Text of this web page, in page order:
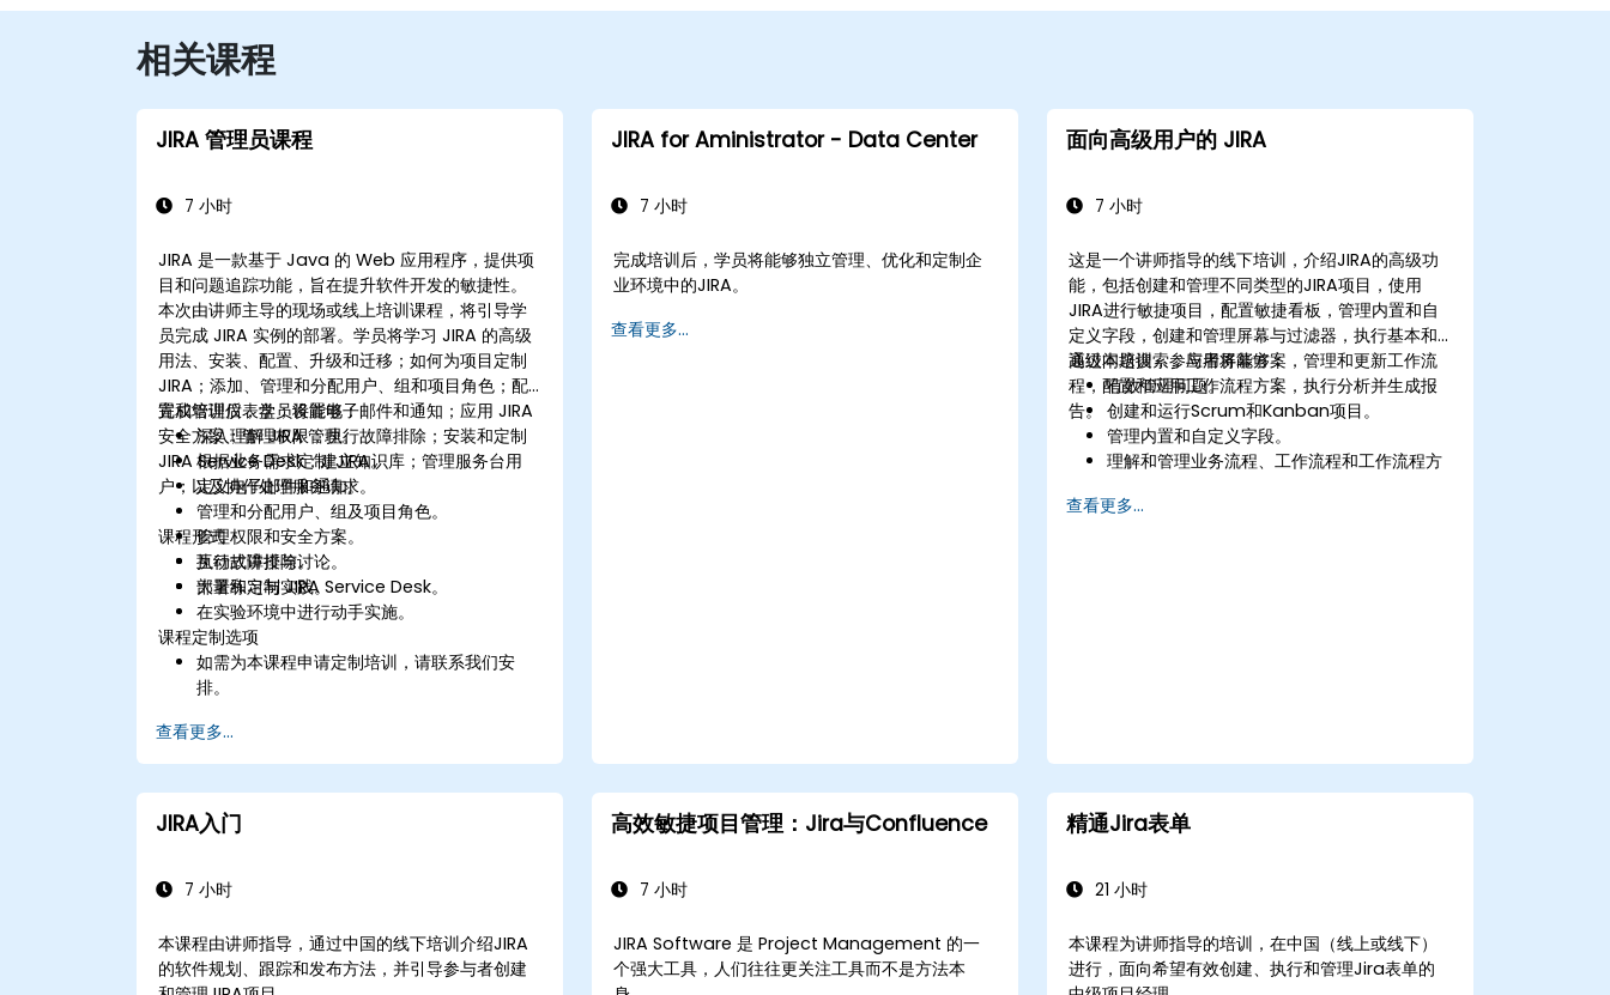
相关课程
JIRA 管理员课程
7 小时
JIRA 是一款基于 Java 的 Web 应用程序，提供项
目和问题追踪功能，旨在提升软件开发的敏捷性。
本次由讲师主导的现场或线上培训课程，将引导学
员完成 JIRA 实例的部署。学员将学习 JIRA 的高级
用法、安装、配置、升级和迁移；如何为项目定制
JIRA；添加、管理和分配用户、组和项目角色；配
置和管理仪表盘；设置电子邮件和通知；应用 JIRA
安全方案；管理权限；执行故障排除；安装和定制
JIRA Service Desk；建立知识库；管理服务台用
户；以及协作处理服务请求。
完成培训后，学员将能够：
深入理解 JIRA 管理。
根据业务需求定制 JIRA。
定义电子邮件和通知。
管理和分配用户、组及项目角色。
管理权限和安全方案。
执行故障排除。
部署和定制 JIRA Service Desk。
课程形式
互动式讲授与讨论。
大量练习与实践。
在实验环境中进行动手实施。
课程定制选项
如需为本课程申请定制培训，请联系我们安
排。
查看更多...
JIRA for Aministrator - Data Center
7 小时
完成培训后，学员将能够独立管理、优化和定制企
业环境中的JIRA。
查看更多...
面向高级用户的 JIRA
7 小时
这是一个讲师指导的线下培训，介绍JIRA的高级功
能，包括创建和管理不同类型的JIRA项目，使用
JIRA进行敏捷项目，配置敏捷看板，管理内置和自
定义字段，创建和管理屏幕与过滤器，执行基本和
高级问题搜索，应用屏幕方案，管理和更新工作流
程，配置和应用工作流程方案，执行分析并生成报
告。
通过本培训，参与者将能够：
有效管理问题。
创建和运行Scrum和Kanban项目。
管理内置和自定义字段。
理解和管理业务流程、工作流程和工作流程方
执行基本和高级搜索与分析。
查看更多...
JIRA入门
7 小时
本课程由讲师指导，通过中国的线下培训介绍JIRA
的软件规划、跟踪和发布方法，并引导参与者创建
高效敏捷项目管理：Jira与Confluence
7 小时
JIRA Software 是 Project Management 的一
个强大工具，人们往往更关注工具而不是方法本
精通Jira表单
21 小时
本课程为讲师指导的培训，在中国（线上或线下）
进行，面向希望有效创建、执行和管理Jira表单的